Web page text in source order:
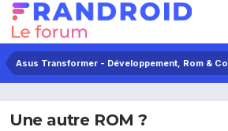
Asus Transformer - Développement, Rom & Co
Une autre ROM ?